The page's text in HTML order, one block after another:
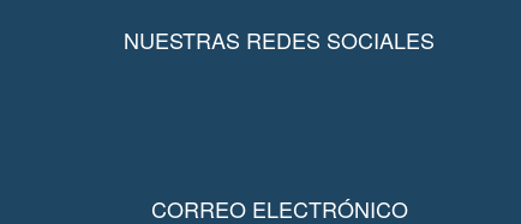
NUESTRAS REDES SOCIALES
CORREO ELECTRÓNICO